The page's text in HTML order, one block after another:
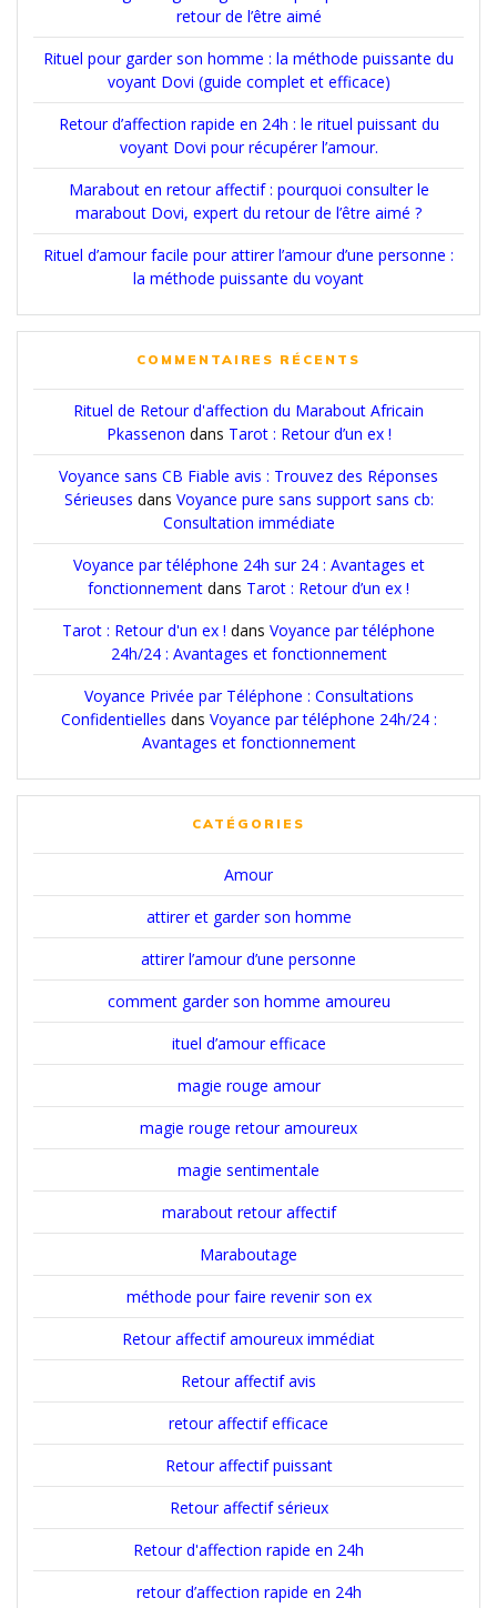
retour de l’être aimé
Rituel pour garder son homme : la méthode puissante du
voyant Dovi (guide complet et efficace)
Retour d’affection rapide en 24h : le rituel puissant du
voyant Dovi pour récupérer l’amour.
Marabout en retour affectif : pourquoi consulter le
marabout Dovi, expert du retour de l’être aimé ?
Rituel d’amour facile pour attirer l’amour d’une personne :
la méthode puissante du voyant
COMMENTAIRES RÉCENTS
Rituel de Retour d'affection du Marabout Africain
Pkassenon dans Tarot : Retour d’un ex !
Voyance sans CB Fiable avis : Trouvez des Réponses
Sérieuses dans Voyance pure sans support sans cb:
Consultation immédiate
Voyance par téléphone 24h sur 24 : Avantages et
fonctionnement dans Tarot : Retour d’un ex !
Tarot : Retour d'un ex ! dans Voyance par téléphone
24h/24 : Avantages et fonctionnement
Voyance Privée par Téléphone : Consultations
Confidentielles dans Voyance par téléphone 24h/24 :
Avantages et fonctionnement
CATÉGORIES
Amour
attirer et garder son homme
attirer l’amour d’une personne
comment garder son homme amoureu
ituel d’amour efficace
magie rouge amour
magie rouge retour amoureux
magie sentimentale
marabout retour affectif
Maraboutage
méthode pour faire revenir son ex
Retour affectif amoureux immédiat
Retour affectif avis
retour affectif efficace
Retour affectif puissant
Retour affectif sérieux
Retour d'affection rapide en 24h
retour d’affection rapide en 24h